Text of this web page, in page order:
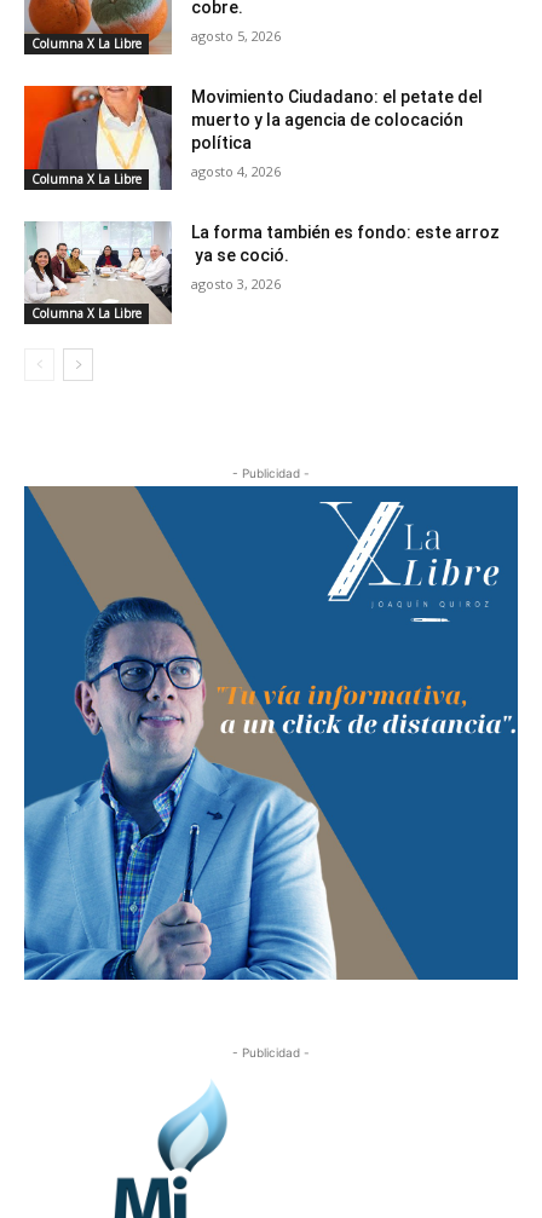
Columna X La Libre
cobre.
agosto 5, 2026
Columna X La Libre
Movimiento Ciudadano: el petate del
muerto y la agencia de colocación
política
agosto 4, 2026
Columna X La Libre
La forma también es fondo: este arroz
ya se coció.
agosto 3, 2026
- Publicidad -
- Publicidad -